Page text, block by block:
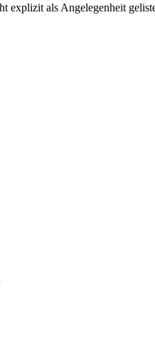
explizit als Angelegenheit